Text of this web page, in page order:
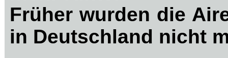
Früher wurden die
in Deutschland nicht